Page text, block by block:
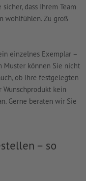
dass Ihrem Team
wohlfühlen. Zu groß
einzelnes Exemplar –
Muster können Sie nicht
ob Ihre festgelegten
Wunschprodukt kein
Gerne beraten wir Sie
– so